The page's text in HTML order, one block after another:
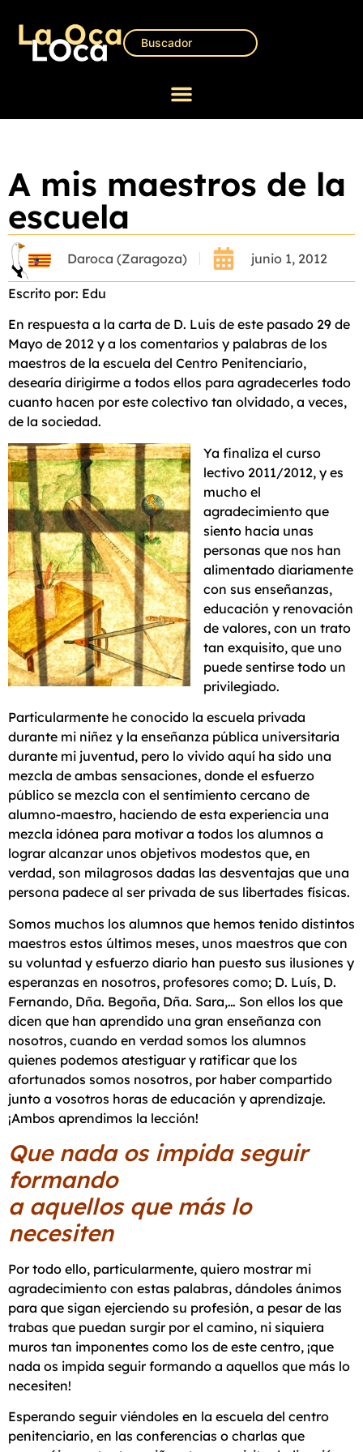
A mis maestros de la
escuela
Daroca (Zaragoza) junio 1, 2012
Escrito por: Edu
En respuesta a la carta de D. Luis de este pasado 29 de
Mayo de 2012 y a los comentarios y palabras de los
maestros de la escuela del Centro Penitenciario,
desearía dirigirme a todos ellos para agradecerles todo
cuanto hacen por este colectivo tan olvidado, a veces,
de la sociedad.
Ya finaliza el curso
lectivo 2011/2012, y es
mucho el
agradecimiento que
siento hacia unas
personas que nos han
alimentado diariamente
con sus enseñanzas,
educación y renovación
de valores, con un trato
tan exquisito, que uno
puede sentirse todo un
privilegiado.
Particularmente he conocido la escuela privada
durante mi niñez y la enseñanza pública universitaria
durante mi juventud, pero lo vivido aquí ha sido una
mezcla de ambas sensaciones, donde el esfuerzo
público se mezcla con el sentimiento cercano de
alumno-maestro, haciendo de esta experiencia una
mezcla idónea para motivar a todos los alumnos a
lograr alcanzar unos objetivos modestos que, en
verdad, son milagrosos dadas las desventajas que una
persona padece al ser privada de sus libertades físicas.
Somos muchos los alumnos que hemos tenido distintos
maestros estos últimos meses, unos maestros que con
su voluntad y esfuerzo diario han puesto sus ilusiones y
esperanzas en nosotros, profesores como; D. Luís, D.
Fernando, Dña. Begoña, Dña. Sara,… Son ellos los que
dicen que han aprendido una gran enseñanza con
nosotros, cuando en verdad somos los alumnos
quienes podemos atestiguar y ratificar que los
afortunados somos nosotros, por haber compartido
junto a vosotros horas de educación y aprendizaje.
¡Ambos aprendimos la lección!
Que nada os impida seguir
formando
a aquellos que más lo
necesiten
Por todo ello, particularmente, quiero mostrar mi
agradecimiento con estas palabras, dándoles ánimos
para que sigan ejerciendo su profesión, a pesar de las
trabas que puedan surgir por el camino, ni siquiera
muros tan imponentes como los de este centro, ¡que
nada os impida seguir formando a aquellos que más lo
necesiten!
Esperando seguir viéndoles en la escuela del centro
penitenciario, en las conferencias o charlas que